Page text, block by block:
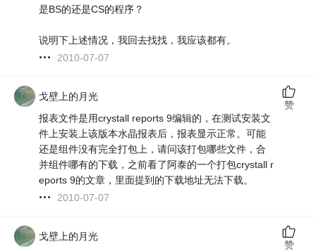
是BS的还是CS的程序？
说明下上述情况，我回去找找，我应该都有。
2010-07-07
戈壁上的月光
报表文件是用crystall reports 9编辑的，在测试安装文
件上安装上该版本水晶报表后，报表显示正常。可能
还是组件没有完全打包上，请问该打包哪些文件，合
并组件哪有的下载，之前看了阿泰的一个打包crystall r
eports 9的文章，里面提到的下载地址无法下载。
2010-07-07
赞
戈壁上的月光
赞